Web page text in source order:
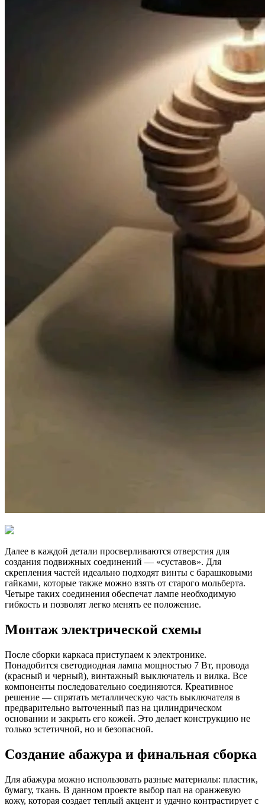
Далее в каждой детали просверливаются отверстия для
создания подвижных соединений — «суставов». Для
скрепления частей идеально подходят винты с барашковыми
гайками, которые также можно взять от старого мольберта.
Четыре таких соединения обеспечат лампе необходимую
гибкость и позволят легко менять ее положение.
Монтаж электрической схемы
После сборки каркаса приступаем к электронике.
Понадобится светодиодная лампа мощностью 7 Вт, провода
(красный и черный), винтажный выключатель и вилка. Все
компоненты последовательно соединяются. Креативное
решение — спрятать металлическую часть выключателя в
предварительно выточенный паз на цилиндрическом
основании и закрыть его кожей. Это делает конструкцию не
только эстетичной, но и безопасной.
Создание абажура и финальная сборка
Для абажура можно использовать разные материалы: пластик,
бумагу, ткань. В данном проекте выбор пал на оранжевую
кожу, которая создает теплый акцент и удачно контрастирует с